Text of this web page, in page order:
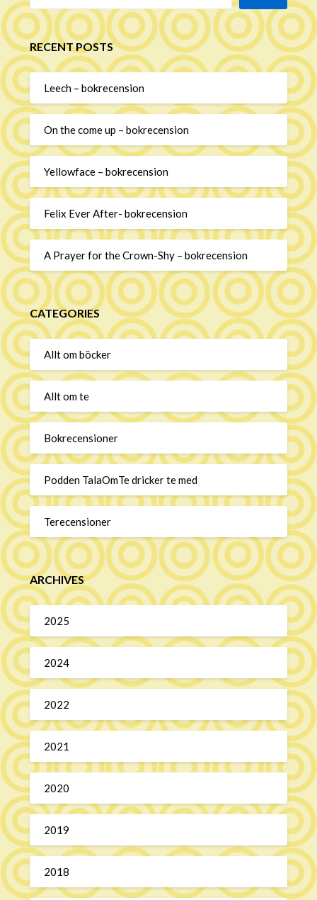
RECENT POSTS
Leech – bokrecension
On the come up – bokrecension
Yellowface – bokrecension
Felix Ever After- bokrecension
A Prayer for the Crown-Shy – bokrecension
CATEGORIES
Allt om böcker
Allt om te
Bokrecensioner
Podden TalaOmTe dricker te med
Terecensioner
ARCHIVES
2025
2024
2022
2021
2020
2019
2018